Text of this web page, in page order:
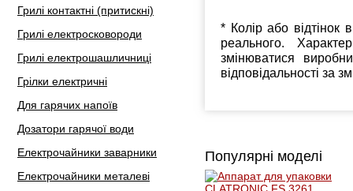
Грилі контактні (притискні)
Грилі електросковороди
Грилі електрошашличниці
Грілки електричні
Для гарячих напоїв
Дозатори гарячої води
Електрочайники заварники
Електрочайники металеві
* Колір або відтінок
реального.
змінюватися
відповідальності за
Популярні моделі